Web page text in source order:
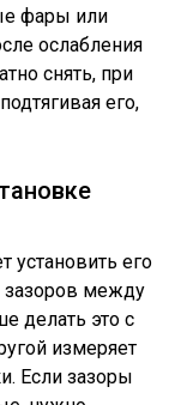
фары или
ослабления
снять, при
его,
установить его
зазоров между
делать это с
измеряет
Если зазоры